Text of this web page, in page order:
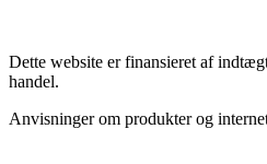
Dette website er finansieret af
handel.
Anvisninger om produkter og